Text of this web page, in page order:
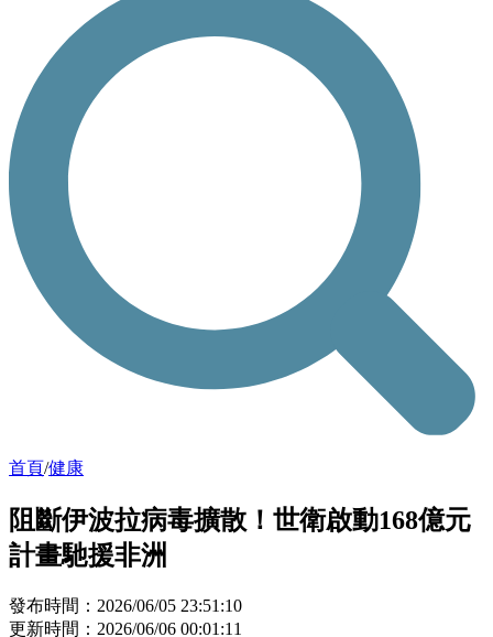
首頁/健康
阻斷伊波拉病毒擴散！世衛啟動168億元
計畫馳援非洲
發布時間：2026/06/05 23:51:10
更新時間：2026/06/06 00:01:11